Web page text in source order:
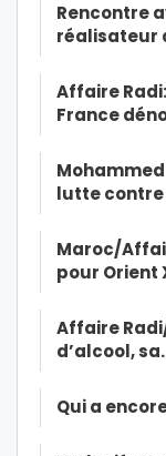
Rencontre
réalisateur
Affaire
France
lutte contre
Maroc/
pour Orient
Affaire
d’alcool,
Qui a